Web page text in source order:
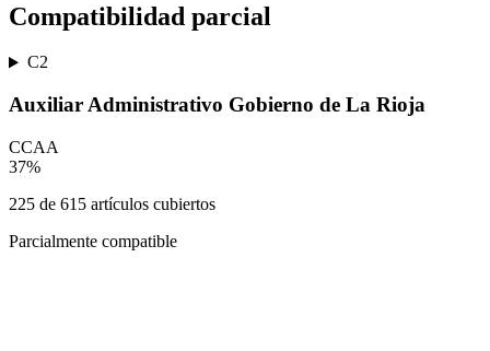
Compatibilidad parcial
C2
Auxiliar Administrativo Gobierno de La Rioja
CCAA
37%
225 de 615 artículos cubiertos
Parcialmente compatible